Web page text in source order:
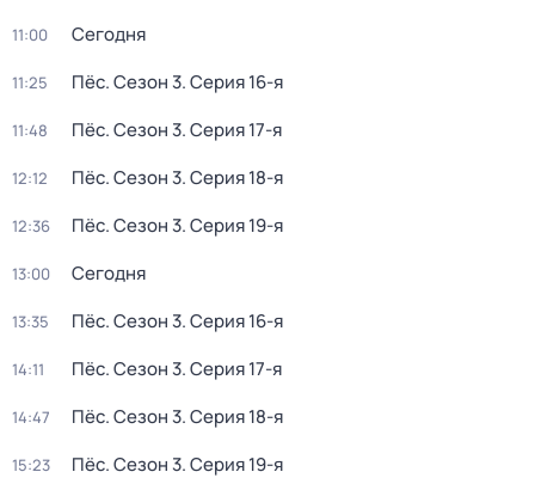
11:00 Сегодня
11:25 Пёс. Сезон 3. Серия 16-я
11:48 Пёс. Сезон 3. Серия 17-я
12:12 Пёс. Сезон 3. Серия 18-я
12:36 Пёс. Сезон 3. Серия 19-я
13:00 Сегодня
13:35 Пёс. Сезон 3. Серия 16-я
14:11 Пёс. Сезон 3. Серия 17-я
14:47 Пёс. Сезон 3. Серия 18-я
15:23 Пёс. Сезон 3. Серия 19-я